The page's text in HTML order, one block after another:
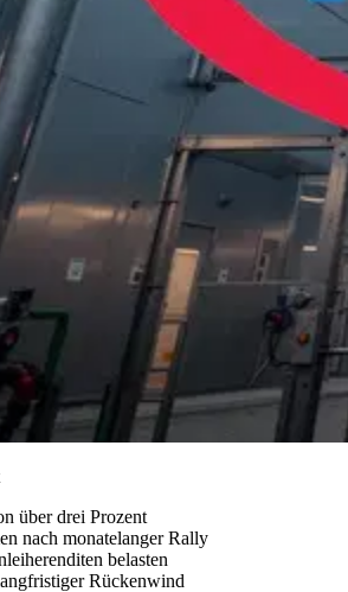
über drei Prozent
nach monatelanger Rally
belasten
Rückenwind